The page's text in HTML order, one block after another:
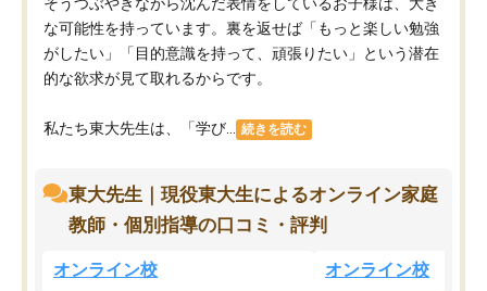
な可能性を持っています。裏を返せば「もっと楽しい勉強
がしたい」「目的意識を持って、頑張りたい」という潜在
的な欲求が見て取れるからです。
私たち東大先生は、「学び... 続きを読む
東大先生｜現役東大生によるオンライン家庭
教師・個別指導の口コミ・評判
オンライン校 オンライン校